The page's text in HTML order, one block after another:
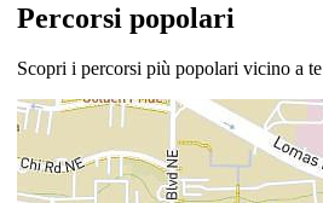
Percorsi popolari
Scopri i percorsi più popolari vicino a te